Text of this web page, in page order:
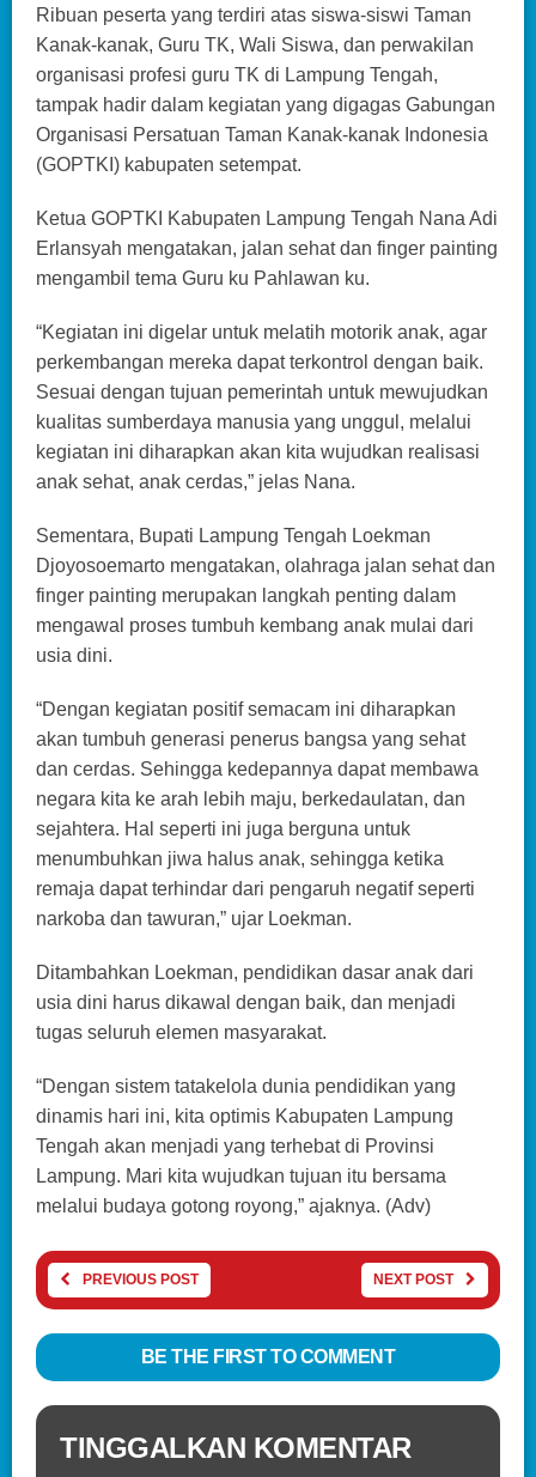
Ribuan peserta yang terdiri atas siswa-siswi Taman
Kanak-kanak, Guru TK, Wali Siswa, dan perwakilan
organisasi profesi guru TK di Lampung Tengah,
tampak hadir dalam kegiatan yang digagas Gabungan
Organisasi Persatuan Taman Kanak-kanak Indonesia
(GOPTKI) kabupaten setempat.
Ketua GOPTKI Kabupaten Lampung Tengah Nana Adi
Erlansyah mengatakan, jalan sehat dan finger painting
mengambil tema Guru ku Pahlawan ku.
“Kegiatan ini digelar untuk melatih motorik anak, agar
perkembangan mereka dapat terkontrol dengan baik.
Sesuai dengan tujuan pemerintah untuk mewujudkan
kualitas sumberdaya manusia yang unggul, melalui
kegiatan ini diharapkan akan kita wujudkan realisasi
anak sehat, anak cerdas,” jelas Nana.
Sementara, Bupati Lampung Tengah Loekman
Djoyosoemarto mengatakan, olahraga jalan sehat dan
finger painting merupakan langkah penting dalam
mengawal proses tumbuh kembang anak mulai dari
usia dini.
“Dengan kegiatan positif semacam ini diharapkan
akan tumbuh generasi penerus bangsa yang sehat
dan cerdas. Sehingga kedepannya dapat membawa
negara kita ke arah lebih maju, berkedaulatan, dan
sejahtera. Hal seperti ini juga berguna untuk
menumbuhkan jiwa halus anak, sehingga ketika
remaja dapat terhindar dari pengaruh negatif seperti
narkoba dan tawuran,” ujar Loekman.
Ditambahkan Loekman, pendidikan dasar anak dari
usia dini harus dikawal dengan baik, dan menjadi
tugas seluruh elemen masyarakat.
“Dengan sistem tatakelola dunia pendidikan yang
dinamis hari ini, kita optimis Kabupaten Lampung
Tengah akan menjadi yang terhebat di Provinsi
Lampung. Mari kita wujudkan tujuan itu bersama
melalui budaya gotong royong,” ajaknya. (Adv)
PREVIOUS POST NEXT POST
BE THE FIRST TO COMMENT
TINGGALKAN KOMENTAR